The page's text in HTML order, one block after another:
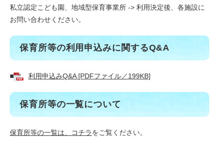
私立認定こども園、地域型保育事業所 -> 利用決定後、各施設に
お問い合わせください。
保育所等の利用申込みに関するQ&A
■ 利用申込みQ&A [PDFファイル／199KB]
保育所等の一覧について
保育所等の一覧は、コチラをご覧ください。